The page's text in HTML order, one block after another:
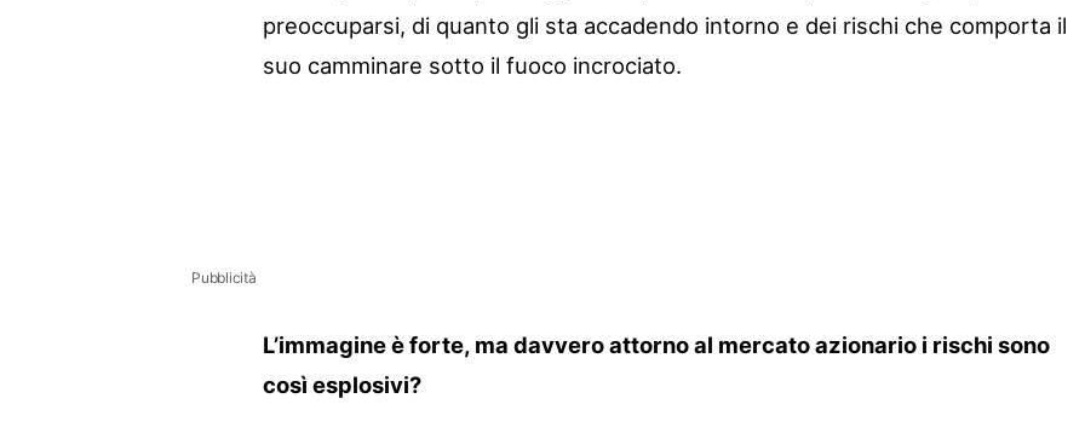
preoccuparsi, di quanto gli sta accadendo intorno e dei rischi che comporta il
suo camminare sotto il fuoco incrociato.
Pubblicità
L’immagine è forte, ma davvero attorno al mercato azionario i rischi sono
così esplosivi?